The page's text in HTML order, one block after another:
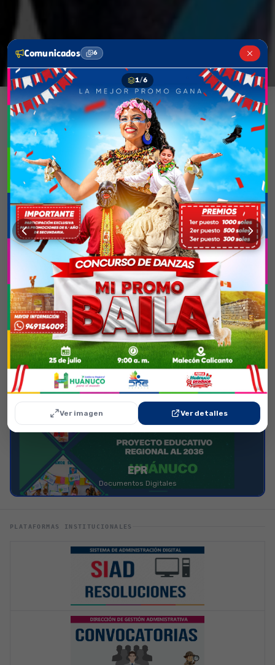
Accesos Rápidos
Directorio Institucional Gestión de Documentos
Galería de Imágenes SIAGIE
Presupuesto Registro de Visitas
Boletín Informativo Directorio DRE-UGEL
EPR
Documentos Digitales
PLATAFORMAS INSTITUCIONALES
Comunicados 6
1/6
Ver imagen Ver detalles